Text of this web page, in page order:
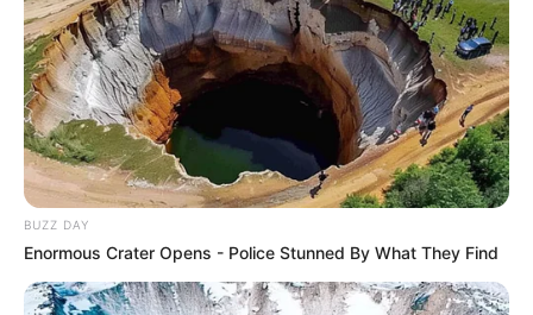
BUZZ DAY
Enormous Crater Opens - Police Stunned By What They Find